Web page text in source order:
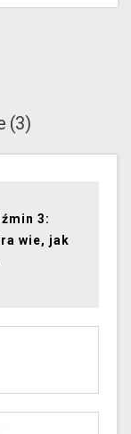
(3)
3:
wie, jak